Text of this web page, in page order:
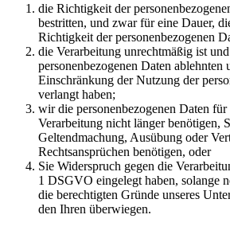
die Richtigkeit der
bestritten, und zwar für eine Dauer,
Richtigkeit der personenbezogenen
die Verarbeitung unrechtmäßig ist
personenbezogenen Daten ablehnten
Einschränkung der Nutzung der
verlangt haben;
wir die personenbezogenen Daten
Verarbeitung nicht länger benötigen,
Geltendmachung, Ausübung oder
Rechtsansprüchen benötigen, oder
Sie Widerspruch gegen die
1 DSGVO eingelegt haben, solange
die berechtigten Gründe unseres
den Ihren überwiegen.